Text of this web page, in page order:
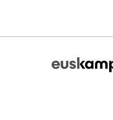
Fundazioa